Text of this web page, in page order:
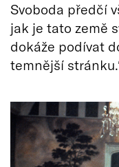
Svoboda předčí
jak je tato země
dokáže podívat
temnější